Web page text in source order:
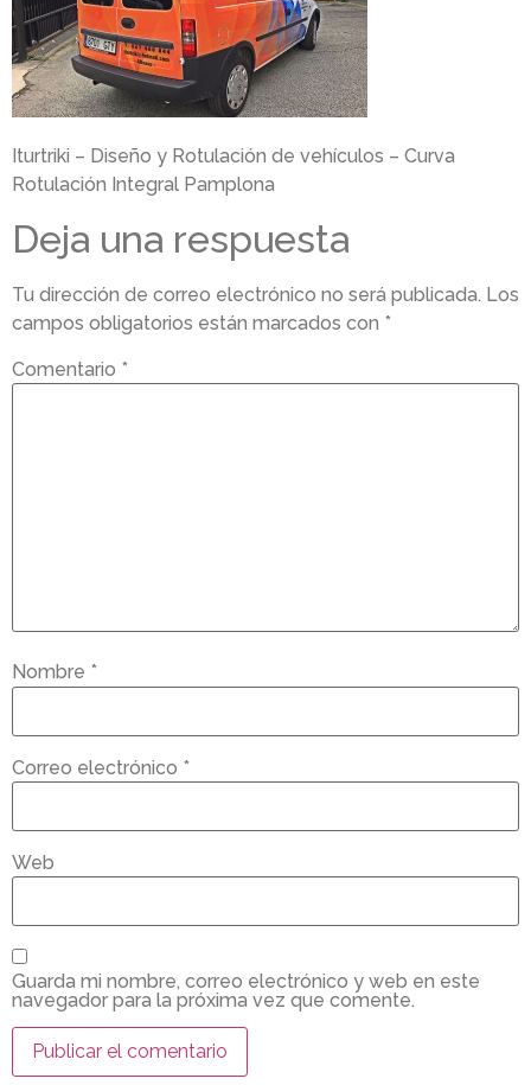
Iturtriki – Diseño y Rotulación de vehículos – Curva
Rotulación Integral Pamplona
Deja una respuesta
Tu dirección de correo electrónico no será publicada. Los
campos obligatorios están marcados con *
Comentario *
Nombre *
Correo electrónico *
Web
Guarda mi nombre, correo electrónico y web en este
navegador para la próxima vez que comente.